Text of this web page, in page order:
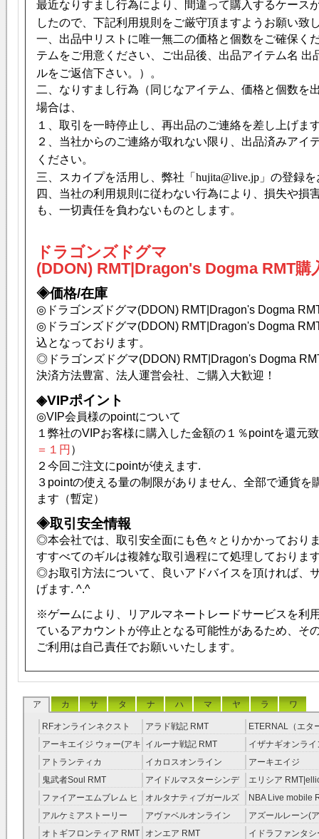
最近なりすまし行為により、間違って購入するケース
したので、下記利用規則をご厳守頂ますようお願い致
一、出品中リストに唯一無二の価格と個数をご確保く
テムをご用意ください、ご出品後、出品アイテム名 出
ルをご返信下さい。）。
二、なりすまし行為（同じなアイテム、価格と個数を
場合は、
１、取引を一時停止し、再出品のご連絡を差し上げま
２、当社からのご連絡が取れない限り、出品済みアイ
ください。
三、スカイプを活用し、弊社「 hujita@live.jp」の登録
四、当社の利用規則に従わない行為により、損失や損
も、一切責任を負わないものとします。
ドラゴンズドグマ
(DDON) RMT|Dragon's Dogma RMT購
◈価格/在庫
◎ドラゴンズドグマ(DDON) RMT|Dragon's Dogma
◎ドラゴンズドグマ(DDON) RMT|Dragon's Dogma
込となっております。
◎ドラゴンズドグマ(DDON) RMT|Dragon's Dogma
決済方法豊富、法人運営会社、ご購入大歓迎！
◈VIPポイント
◎VIP会員様のpointについて
１弊社のVIPお客様に購入した金額の１％pointを還元
＝１円 ）
２今回ご注文にpointが使えます.
３pointの使える量の制限がありません、全部で通貨を
ます（暫定）
◈取引安全情報
◎本会社では、取引安全面にも色々とりかかっており
すすべてのギルは複雑な取引過程にて処理しておりま
◎お取引方法について、良いアドバイスを頂ければ、
げます. ^.^
※ゲームにより、リアルマネートレードサービスを利
ているアカウントが停止となる可能性があるため、そ
ご利用は自己責任でお願いいたします。
ア カ サ タ ナ ハ マ ヤ ラ ワ
RFオンラインネクスト
RMT
アラド戦記 RMT
ETERNAL（エタ
RMT
アーキエイジ ウォー(アキ
ウオ) RMT
イルーナ戦記 RMT
イザナギオンライ
アトランティカ
RMT|Atlantica RMT
イカロスオンライン
RMT（予約制）
アーキエイジ
RMT|ArcheAge
約制）
鬼武者Soul RMT
アイドルマスターシンデ
レラガールズ(モバマス)
RMT
エリシア
RMT
ファイアーエムブレム ヒ
ーローズ(FEヒーローズ)
RMT
オルタナティブガールズ
RMT
NBA Live mobile
アルケミアストーリー
（アルスト） RMT
アヴァベルオンライン
RMT
アズールレーン(
RMT
オトギフロンティア RMT オンエア RMT
イドラファンタシ